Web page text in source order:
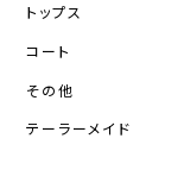
トップス
コート
その他
テーラーメイド